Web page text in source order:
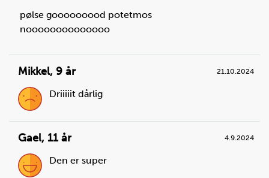
Skyll og skrell potetene over vasken og legg dem i
kjelen med vann. Husk å kaste skallet i spøla når du
er ferdig.
Du trenger
potet:10 stk.
pølse gooooooood potetmos
noooooooooooooo
Mikkel, 9 år 21.10.2024
Driiiiit dårlig
Gael, 11 år 4.9.2024
Den er super